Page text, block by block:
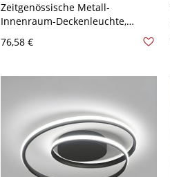
Zeitgenössische Metall-
Innenraum-Deckenleuchte,
dimmbare LED-Deckenmontage -
Schwarz 110V-120V 13,97 cm
76,58 €